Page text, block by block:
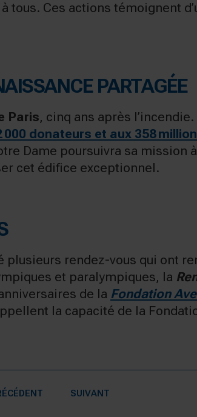
tous. Ces actions témoignent
PARTAGÉE
Paris, cinq ans après
000 donateurs et aux 358
Dame poursuivra sa mission
cet édifice exceptionnel.
plusieurs rendez-vous qui ont
et paralympiques, la
de la Fondation
la capacité de la
SUIVANT